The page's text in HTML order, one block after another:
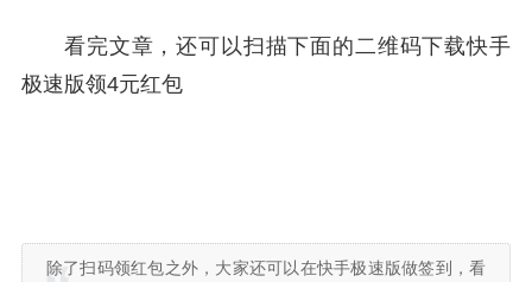
看完文章，还可以扫描下面的二维码下载快手
极速版领4元红包
除了扫码领红包之外，大家还可以在快手极速版做签到，看